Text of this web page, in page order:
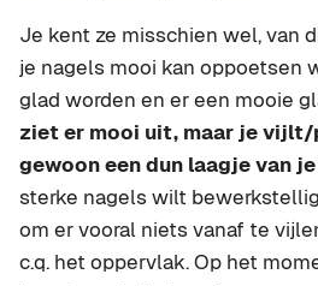
Je kent ze misschien wel, van
je nagels mooi kan oppoetsen
glad worden en er een mooie
ziet er mooi uit, maar je
gewoon een dun laagje van
sterke nagels wilt
om er vooral niets vanaf te
c.q. het oppervlak. Op het